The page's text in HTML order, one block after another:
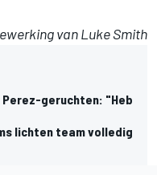
van Luke Smith
geruchten: "Heb
lichten team volledig